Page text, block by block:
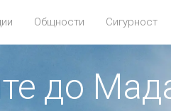
Общности Сигурност
до